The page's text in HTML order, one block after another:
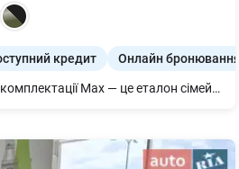
кредит Онлайн
Citroen C5 Aircross 2026 у комплектації Max — це еталон сімейного комфорту, що втілює філософію «килима-літака» завдяки унікальній підвісці Progressive Hydraulic Cushions. Потужний турбодвигун 1.6 PureTech на 180 к.с. у поєднанні з японським 8-ступеневим «автоматом» EAT8 забезпечує ідеальний баланс між впевненою динамікою та паливною ефективністю, перетворюючи навіть складні ділянки дороги на плавну подорож. Виконання Max пропонує власнику максимальний рівень турботи: від інноваційних сидінь Advanced Comfort до повного набору асистентів автономного водіння та матричної оптики. Обираючи цей кросовер, ви інвестуєте в автомобіль з унікальним характером, де неперевершений французький дизайн поєднується з найкращою у класі плавністю ходу та модульністю салону, що робить його ідеальним вибором для тих, хто понад усе цінує спокій і комфорт своїх близьких.